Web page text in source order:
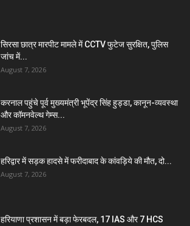
सिरसा छात्र मारपीट मामले में CCTV फुटेज सुरक्षित, पुलिस
जांच में...
August 7, 2026
करनाल पहुंचे पूर्व मुख्यमंत्री भूपेंद्र सिंह हुड्डा, कानून-व्यवस्था
और कॉमनवेल्थ गेम्स...
August 7, 2026
हरिद्वार में सड़क हादसे में फरीदाबाद के कांवड़िये की मौत, दो...
August 7, 2026
हरियाणा प्रशासन में बड़ा फेरबदल, 17 IAS और 7 HCS